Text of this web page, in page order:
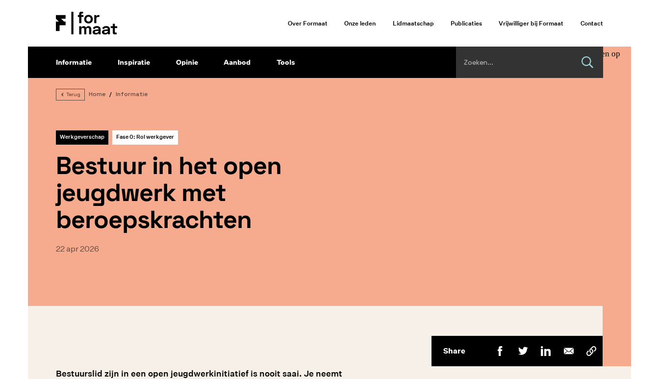
Over Formaat Onze leden Lidmaatschap Publicaties Vrijwilliger bij Formaat Contact
Informatie Inspiratie Opinie Aanbod Tools
Terug Home Informatie
Werkgeverschap Fase 0: Rol werkgever
Bestuur in het open
jeugdwerk met
beroepskrachten
22 apr 2026
Bestuurslid zijn in een open jeugdwerkinitiatief is nooit saai. Je neemt
Share